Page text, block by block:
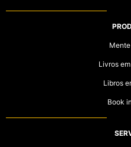
Livros
Libros
Book